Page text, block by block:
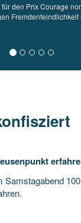
den Prix Courage
Fremdenfeindlichkeit
Samstagabend